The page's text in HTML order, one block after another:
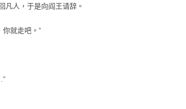
境外銀行
支付工具
凡人，于是向阎王请辞。
你就走吧。”